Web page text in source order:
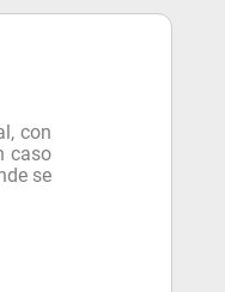
con
caso
se